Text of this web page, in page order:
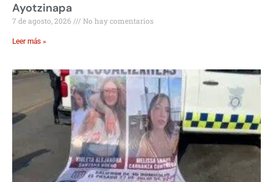
Ayotzinapa
7 de agosto, 2026 No hay comentarios
Leer más »